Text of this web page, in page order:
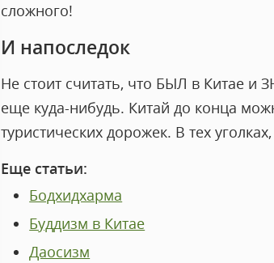
сложного!
И напоследок
Не стоит считать, что БЫЛ в Китае и
еще куда-нибудь. Китай до конца
туристических дорожек. В тех
Еще статьи:
Бодхидхарма
Буддизм в Китае
Даосизм